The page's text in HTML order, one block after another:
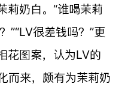
莉奶白。“谁喝茉莉
”“LV很差钱吗？”更
花图案，认为LV的
而来，颇有为茉莉奶